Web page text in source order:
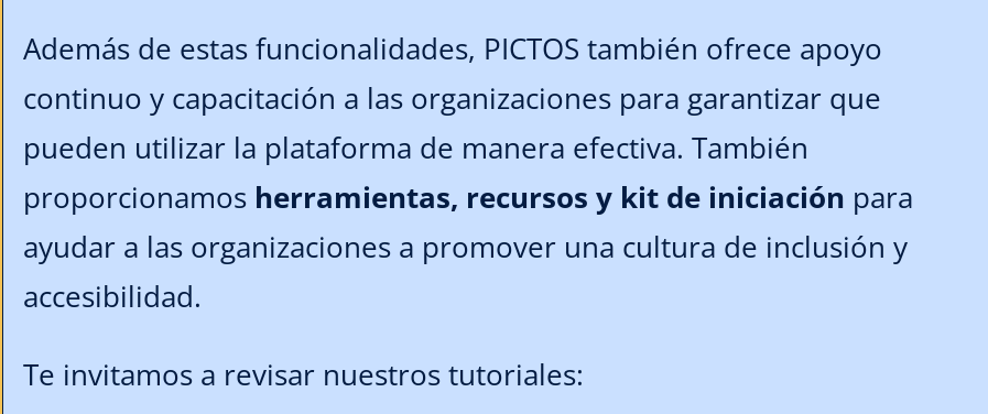
Además de estas funcionalidades, PICTOS también ofrece apoyo
continuo y capacitación a las organizaciones para garantizar que
pueden utilizar la plataforma de manera efectiva. También
proporcionamos herramientas, recursos y kit de iniciación para
ayudar a las organizaciones a promover una cultura de inclusión y
accesibilidad.
Te invitamos a revisar nuestros tutoriales: